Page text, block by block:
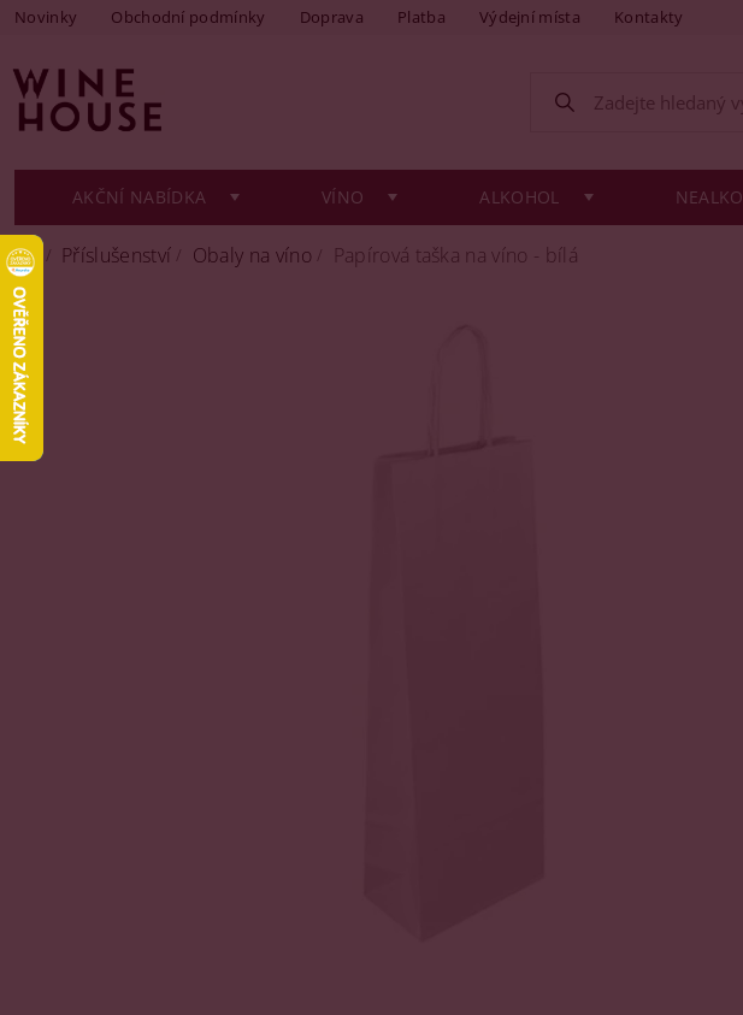
Novinky Obchodní podmínky Doprava Platba Výdejní místa Kontakty
AKČNÍ NABÍDKA VÍNO ALKOHOL NEALKO
Příslušenství Obaly na víno Papírová taška na víno - bílá